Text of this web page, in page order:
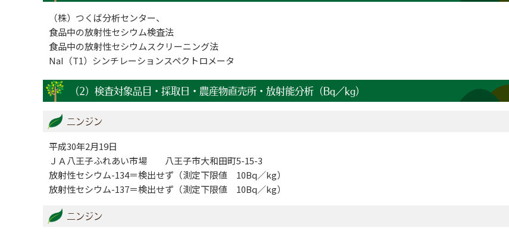
（株）つくば分析センター、
食品中の放射性セシウム検査法
食品中の放射性セシウムスクリーニング法
NaI（T1）シンチレーションスペクトロメータ
（2）検査対象品目・採取日・農産物直売所・放射能分析（Bq／kg）
ニンジン
平成30年2月19日
ＪＡ八王子ふれあい市場 八王子市大和田町5-15-3
放射性セシウム-134＝検出せず（測定下限値 10Bq／kg）
放射性セシウム-137＝検出せず（測定下限値 10Bq／kg）
ニンジン